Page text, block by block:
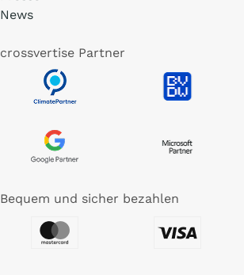
News
crossvertise Partner
Bequem und sicher bezahlen